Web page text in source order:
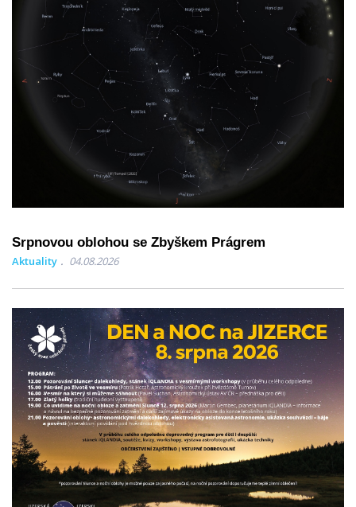
Srpnovou oblohou se Zbyškem Prágrem
Aktuality 04.08.2026